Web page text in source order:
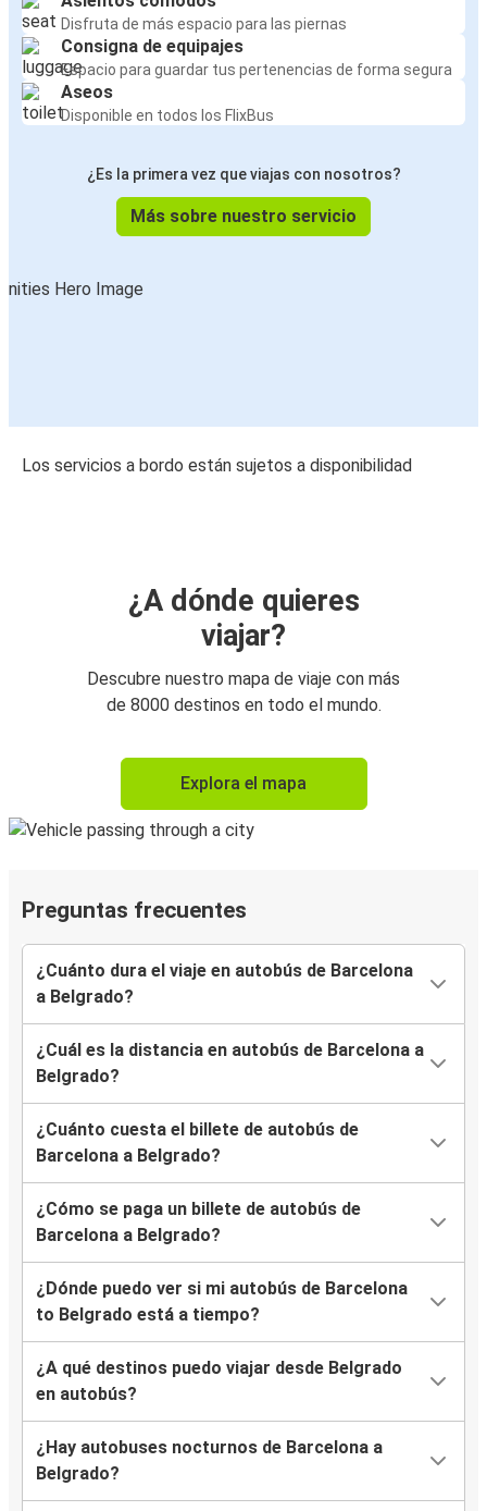
Disfruta de más espacio para las piernas
Consigna de equipajes
Espacio para guardar tus pertenencias de forma segura
Aseos
Disponible en todos los FlixBus
¿Es la primera vez que viajas con nosotros?
Más sobre nuestro servicio
Los servicios a bordo están sujetos a disponibilidad
¿A dónde quieres
viajar?
Descubre nuestro mapa de viaje con más
de 8000 destinos en todo el mundo.
Explora el mapa
Preguntas frecuentes
¿Cuánto dura el viaje en autobús de Barcelona
a Belgrado?
¿Cuál es la distancia en autobús de Barcelona a
Belgrado?
¿Cuánto cuesta el billete de autobús de
Barcelona a Belgrado?
¿Cómo se paga un billete de autobús de
Barcelona a Belgrado?
¿Dónde puedo ver si mi autobús de Barcelona
to Belgrado está a tiempo?
¿A qué destinos puedo viajar desde Belgrado
en autobús?
¿Hay autobuses nocturnos de Barcelona a
Belgrado?